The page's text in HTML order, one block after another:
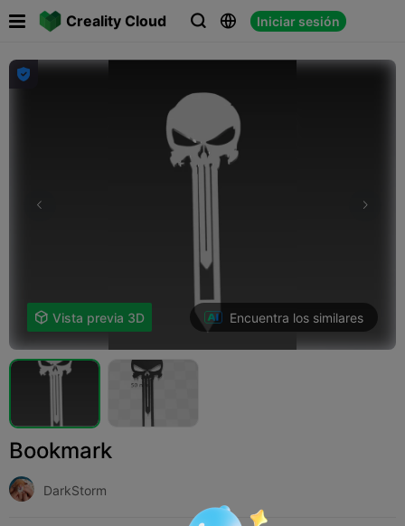
Creality Cloud   Iniciar sesión
 

 Vista previa 3D Encuentra los similares
Bookmark
DarkStorm